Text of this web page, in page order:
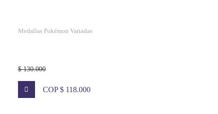
Medallas Pokémon Variadas
$ 130.000
COP $ 118.000